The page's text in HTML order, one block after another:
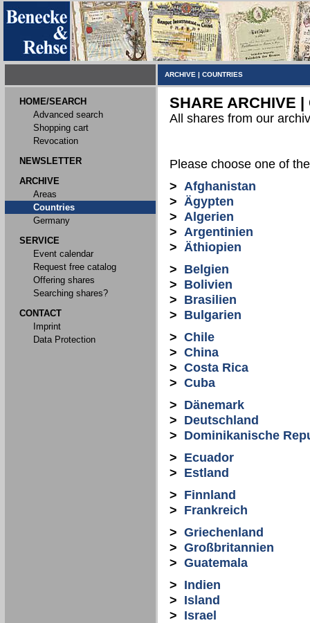
ARCHIVE | COUNTRIES
HOME/SEARCH
Advanced search
Shopping cart
Revocation
NEWSLETTER
ARCHIVE
Areas
Countries
Germany
SERVICE
Event calendar
Request free catalog
Offering shares
Searching shares?
CONTACT
Imprint
Data Protection
SHARE ARCHIVE |
All shares from our
Please choose one of
> Afghanistan
> Ägypten
> Algerien
> Argentinien
> Äthiopien
> Belgien
> Bolivien
> Brasilien
> Bulgarien
> Chile
> China
> Costa Rica
> Cuba
> Dänemark
> Deutschland
> Dominikanische
> Ecuador
> Estland
> Finnland
> Frankreich
> Griechenland
> Großbritannien
> Guatemala
> Indien
> Island
> Israel